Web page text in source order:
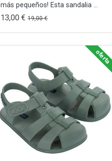
más pequeños! Esta sandalia ...
13,00 €19,00 €
oferta